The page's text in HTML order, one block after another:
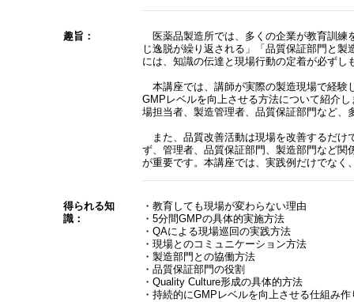
趣旨：
医薬品製造所では、多くの企業が教育訓練
じ逸脱が繰り返される」「品質保証部門と
には、知識の伝達と現場行動の定着が必ずし
本講座では、講師が実際の製造現場で経験
GMPレベルを向上させる方法について紹介
場担当者、製造管理者、品質保証部門など
また、品質改善活動は現場を改善するだけ
ず、管理者、品質保証部門、製造部門など
が重要です。本講座では、実践例だけでな
得られる知
識：
・教育しても現場が変わらない理由
・5分間GMPの具体的実施方法
・QAによる現場巡回の実践方法
・現場とのコミュニケーション方法
・製造部門との協働方法
・品質保証部門の役割
・Quality Culture形成の具体的方法
・持続的にGMPレベルを向上させる仕組み作